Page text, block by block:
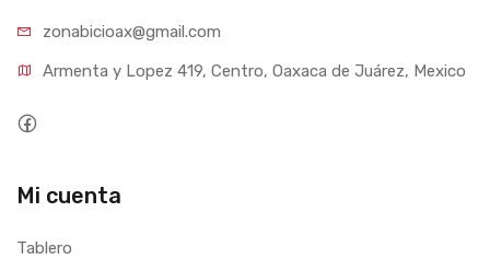
zonabicioax@gmail.com
Armenta y Lopez 419, Centro, Oaxaca de Juárez, Mexico
Mi cuenta
Tablero